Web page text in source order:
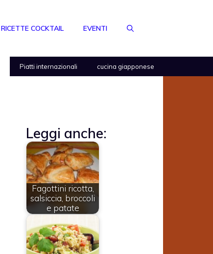
RICETTE COCKTAIL EVENTI
Piatti internazionali cucina giapponese
Leggi anche:
Fagottini ricotta,
salsiccia, broccoli
e patate